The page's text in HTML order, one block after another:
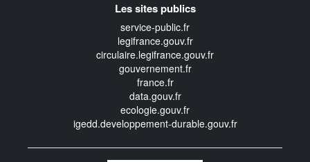
Les sites publics
service-public.fr
legifrance.gouv.fr
circulaire.legifrance.gouv.fr
gouvernement.fr
france.fr
data.gouv.fr
ecologie.gouv.fr
igedd.developpement-durable.gouv.fr